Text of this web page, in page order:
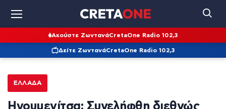
Ακούστε ΖωντανάCretaOne Radio 102,3
Δείτε ΖωντανάCretaOne Radio 102,3
ΕΛΛΆΔΑ
Ηγουμενίτσα: Συνελήφθη διεθνώς